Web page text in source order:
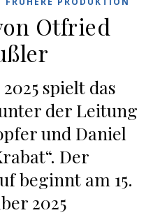
Otfried
spielt das
der Leitung
und Daniel
Der
beginnt am 15.
2025